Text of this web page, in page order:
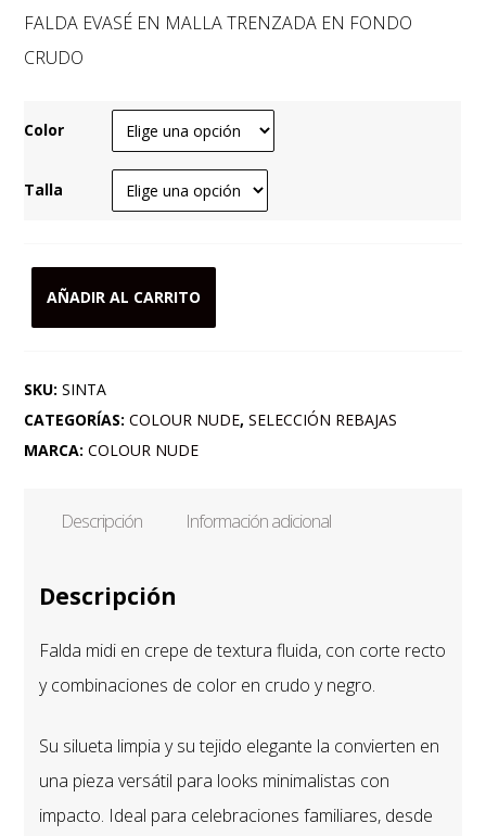
FALDA EVASÉ EN MALLA TRENZADA EN FONDO
CRUDO
Color
Talla
CRUDO
AÑADIR AL CARRITO
SKU:SINTA
CATEGORÍAS:COLOUR NUDE,SELECCIÓN REBAJAS
MARCA:COLOUR NUDE
Descripción Información adicional
Descripción
Falda midi en crepe de textura fluida, con corte recto
y combinaciones de color en crudo y negro.
Su silueta limpia y su tejido elegante la convierten en
una pieza versátil para looks minimalistas con
impacto. Ideal para celebraciones familiares, desde